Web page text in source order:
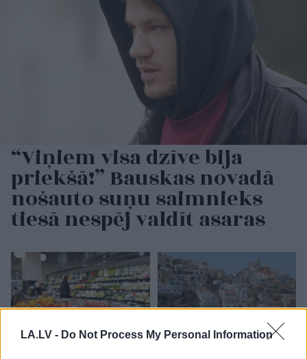
LA.LV - Do Not Process My Personal Information
“Viņiem visa dzīve bija
priekšā!” Bauskas novadā
nošauto suņu saimnieks
tiesā nespēj valdīt asaras